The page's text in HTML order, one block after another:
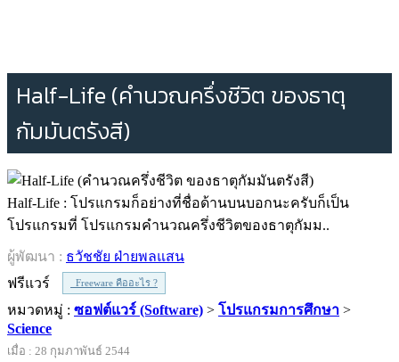
Half-Life (คำนวณครึ่งชีวิต ของธาตุ
กัมมันตรังสี)
Half-Life : โปรแกรมก็อย่างที่ชื่อด้านบนบอกนะครับก็เป็น
โปรแกรมที่ โปรแกรมคำนวณครึ่งชีวิตของธาตุกัมม..
ผู้พัฒนา : ธวัชชัย ฝ่ายพลแสน
ฟรีแวร์
Freeware คืออะไร ?
หมวดหมู่ : ซอฟต์แวร์ (Software) > โปรแกรมการศึกษา >
Science
เมื่อ : 28 กุมภาพันธ์ 2544